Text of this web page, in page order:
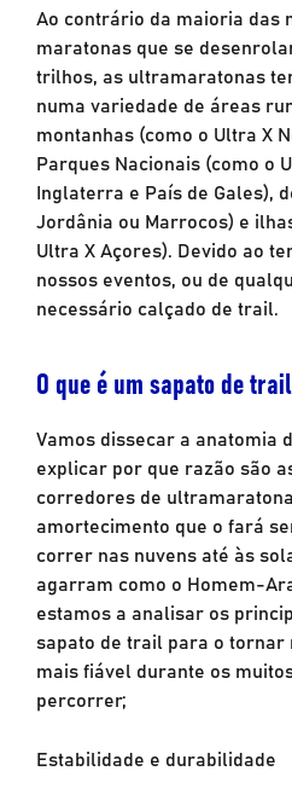
Ao contrário da maioria das
maratonas que se
trilhos, as ultramaratonas
numa variedade de áreas
montanhas (como o Ultra X
Parques Nacionais (como o
Inglaterra e País de Gales),
Jordânia ou Marrocos) e
Ultra X Açores). Devido ao
nossos eventos, ou de
necessário calçado de trail.
O que é um sapato de
Vamos dissecar a anatomia
explicar por que razão são
corredores de
amortecimento que o fará
correr nas nuvens até às
agarram como o Homem-
estamos a analisar os
sapato de trail para o tornar
mais fiável durante os
percorrer;
Estabilidade e durabilidade